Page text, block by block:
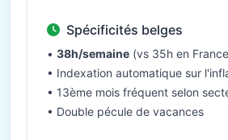
Spécificités belges
• 38h/semaine (vs 35h en
• Indexation automatique sur
• 13ème mois fréquent selon
• Double pécule de vacances